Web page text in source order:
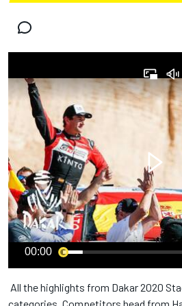
00:00
All the highlights from Dakar 2020